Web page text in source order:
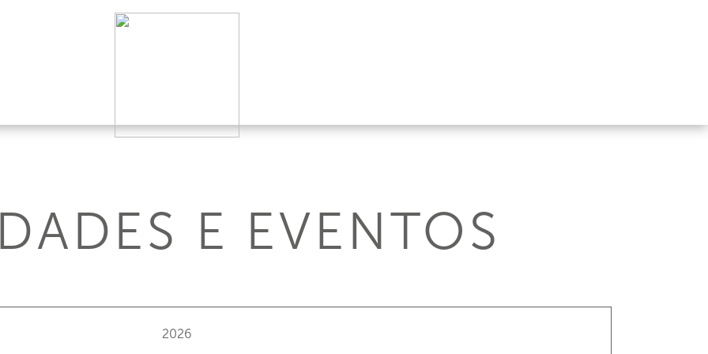
E EVENTOS
2026